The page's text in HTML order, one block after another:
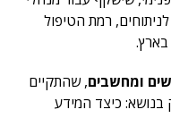
רמת הטיפול
ומחשבים, שהתקיים
בנושא: כיצד המידע